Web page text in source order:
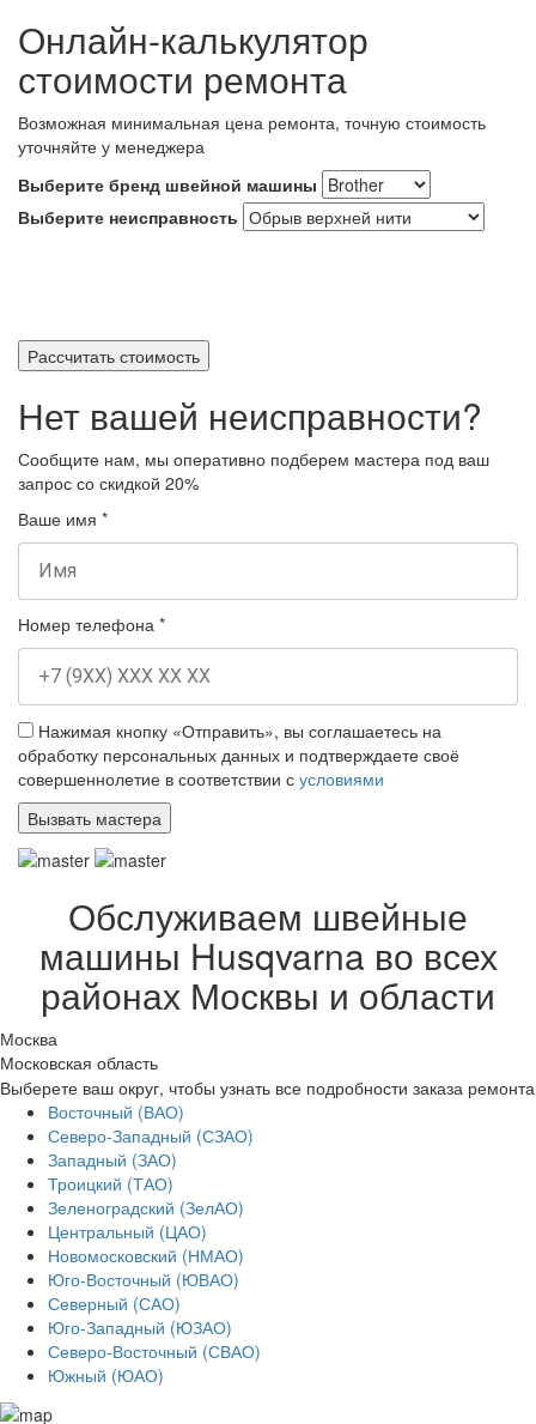
Онлайн-калькулятор
стоимости ремонта
Возможная минимальная цена ремонта, точную стоимость
уточняйте у менеджера
Выберите бренд швейной машины
Выберите неисправность
Рассчитать стоимость
Нет вашей неисправности?
Сообщите нам, мы оперативно подберем мастера под ваш
запрос со скидкой 20%
Ваше имя *
Номер телефона *
Нажимая кнопку «Отправить», вы соглашаетесь на
обработку персональных данных и подтверждаете своё
совершеннолетие в соответствии с условиями
Обслуживаем швейные
машины Husqvarna во всех
районах Москвы и области
Москва
Московская область
Выберете ваш округ, чтобы узнать все подробности заказа ремонта
Восточный (ВАО)
Северо-Западный (СЗАО)
Западный (ЗАО)
Троицкий (ТАО)
Зеленоградский (ЗелАО)
Центральный (ЦАО)
Новомосковский (НМАО)
Юго-Восточный (ЮВАО)
Северный (САО)
Юго-Западный (ЮЗАО)
Северо-Восточный (СВАО)
Южный (ЮАО)